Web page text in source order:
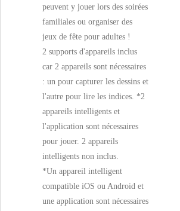
peuvent y jouer lors des soirées
familiales ou organiser des
jeux de fête pour adultes !
2 supports d'appareils inclus
car 2 appareils sont nécessaires
: un pour capturer les dessins et
l'autre pour lire les indices. *2
appareils intelligents et
l'application sont nécessaires
pour jouer. 2 appareils
intelligents non inclus.
*Un appareil intelligent
compatible iOS ou Android et
une application sont nécessaires